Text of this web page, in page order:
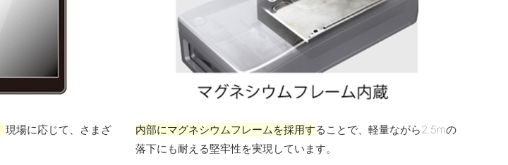
現場に応じて、さまざ
内部にマグネシウムフレームを採用することで、軽量ながら2.5mの
落下にも耐える堅牢性を実現しています。